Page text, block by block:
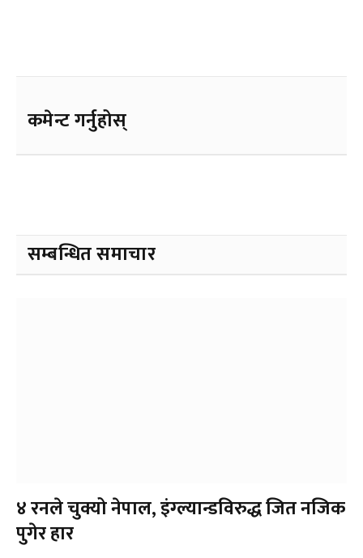
कमेन्ट गर्नुहोस्
सम्बन्धित समाचार
४ रनले चुक्यो नेपाल, इंग्ल्यान्डविरुद्ध जित नजिक
पुगेर हार